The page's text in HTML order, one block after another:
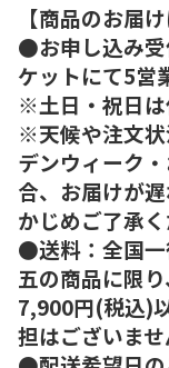
【商品のお届
●お申し込み受
ケットにて5営
※土日・祝日は
※天候や注文状
デンウィーク
合、お届けが
かじめご了承く
●送料：全国一
五の商品に限
7,900円(税込)
担はございませ